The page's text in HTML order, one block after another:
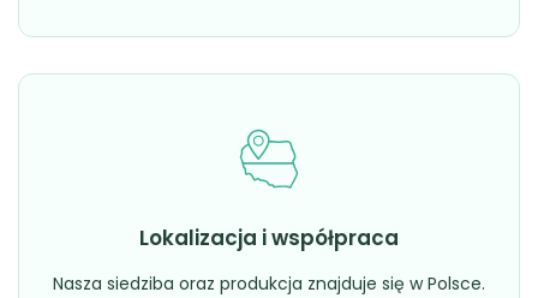
Lokalizacja i współpraca
Nasza siedziba oraz produkcja znajduje się w Polsce.